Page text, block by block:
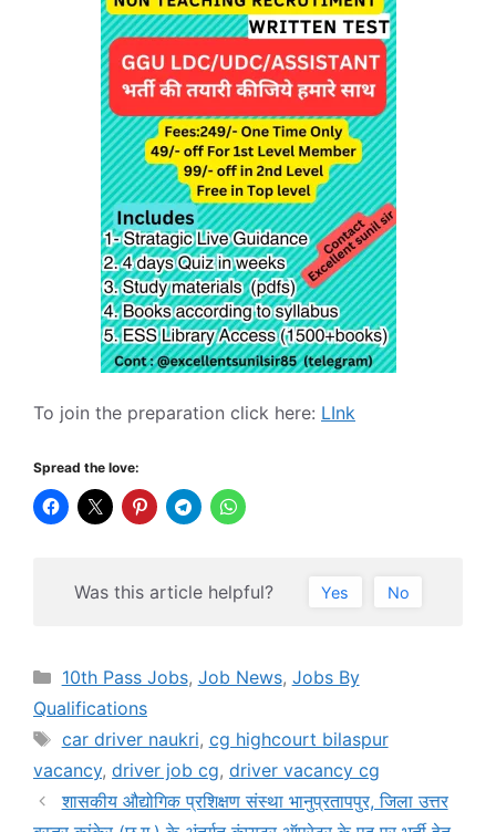
To join the preparation click here: LInk
Spread the love:
Was this article helpful? Yes No
Categories
10th Pass Jobs, Job News, Jobs By
Qualifications
Tags
car driver naukri, cg highcourt bilaspur
vacancy, driver job cg, driver vacancy cg
शासकीय औद्योगिक प्रशिक्षण संस्था भानुप्रतापपुर, जिला उत्तर